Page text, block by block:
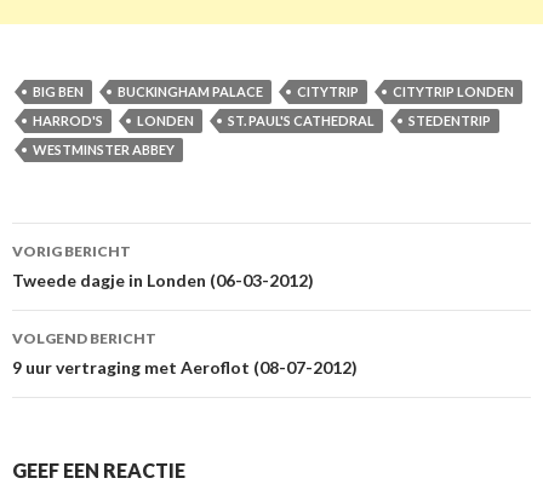
BIG BEN BUCKINGHAM PALACE CITYTRIP
CITYTRIP LONDEN
HARROD'S
LONDEN ST. PAUL'S CATHEDRAL
STEDENTRIP
WESTMINSTER ABBEY
Berichtnavigatie
VORIG BERICHT
Tweede dagje in Londen (06-03-2012)
VOLGEND BERICHT
9 uur vertraging met Aeroflot (08-07-2012)
GEEF EEN REACTIE